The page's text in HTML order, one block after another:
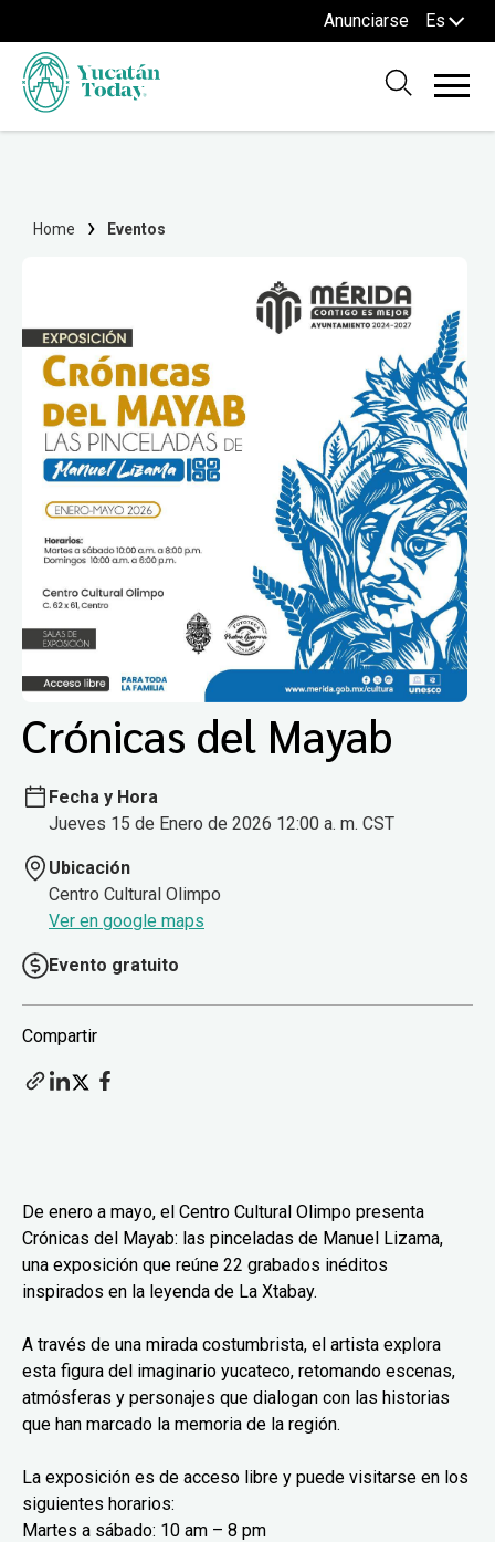
Anunciarse Es
Home Eventos
Crónicas del Mayab
Fecha y Hora
Jueves 15 de Enero de 2026 12:00 a. m. CST
Ubicación
Centro Cultural Olimpo
Ver en google maps
Evento gratuito
Compartir
De enero a mayo, el Centro Cultural Olimpo presenta
Crónicas del Mayab: las pinceladas de Manuel Lizama,
una exposición que reúne 22 grabados inéditos
inspirados en la leyenda de La Xtabay.
A través de una mirada costumbrista, el artista explora
esta figura del imaginario yucateco, retomando escenas,
atmósferas y personajes que dialogan con las historias
que han marcado la memoria de la región.
La exposición es de acceso libre y puede visitarse en los
siguientes horarios:
Martes a sábado: 10 am – 8 pm